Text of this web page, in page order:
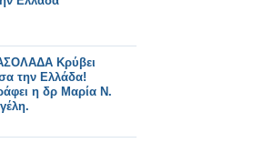
Κρύβει
την Ελλάδα!
η δρ Μαρία Ν.